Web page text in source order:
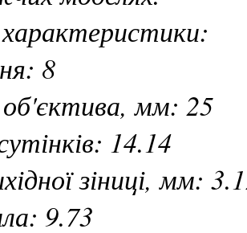
8
мм: 25
14.14
зіниці, мм:
9.73